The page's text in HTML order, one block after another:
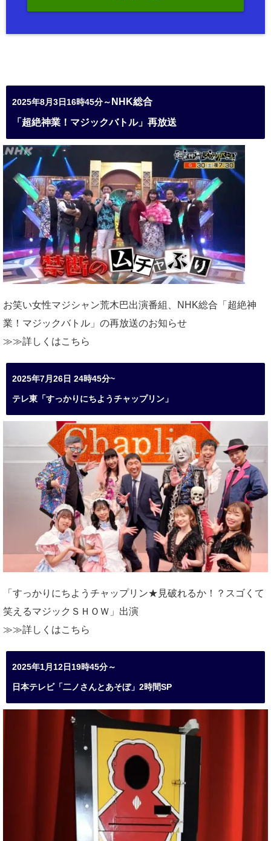
2025年8月3日16時45分～ NHK総合
「超絶神業！マジックバトル」再放送
お笑い女性マジシャン荒木巴出演番組、
NHK総合「超絶神
業！マジックバトル」の再放送のお知らせ
≫≫詳しくはこちら
2025年7月26日 24時45分~
テレ東「すっかりにちようチャップリン」
「すっかりにちようチャップリン★見破れるか！？スゴくて
笑えるマジックＳＨＯＷ」出演
≫≫詳しくはこちら
2025年1月12日19時45分～
日本テレビ「二ノさんとあそぼ」2時間SP